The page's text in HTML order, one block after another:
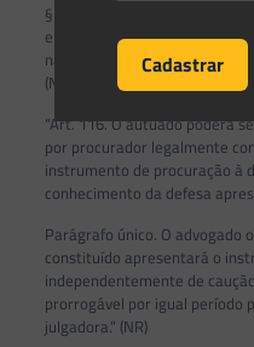
§ 2º O desconto de trinta por
e o art. 4º da Lei nº 8.005, de
na hipótese de o autuado
(NR)
“Art. 116. O autuado poderá
por procurador legalmente
instrumento de procuração à
conhecimento da defesa
Parágrafo único. O advogado
constituído apresentará o
independentemente de
prorrogável por igual período
julgadora.” (NR)